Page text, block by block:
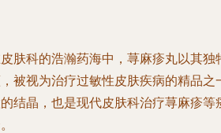
肤科的浩瀚药海中，荨麻疹丸以其
被视为治疗过敏性皮肤疾病的精品
结晶，也是现代皮肤科治疗荨麻疹等